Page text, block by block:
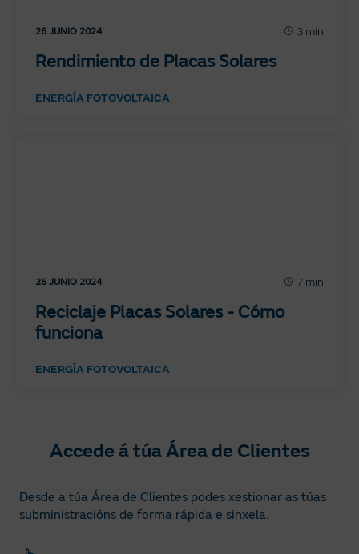
26 JUNIO 2024 3 min
Rendimiento de Placas Solares
ENERGÍA FOTOVOLTAICA
26 JUNIO 2024 7 min
Reciclaje Placas Solares - Cómo
funciona
ENERGÍA FOTOVOLTAICA
Accede á túa Área de Clientes
Desde a túa Área de Clientes podes xestionar as túas
subministracións de forma rápida e sinxela.